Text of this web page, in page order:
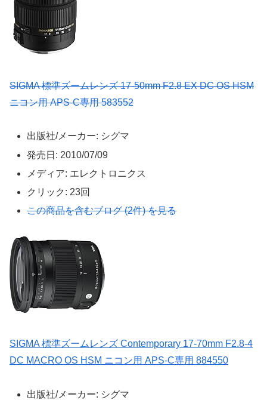
SIGMA 標準ズームレンズ 17-50mm F2.8 EX DC OS HSM
ニコン用 APS-C専用 583552
出版社/メーカー: シグマ
発売日: 2010/07/09
メディア: エレクトロニクス
クリック : 23回
この商品を含むブログ (2件) を見る
SIGMA 標準ズームレンズ Contemporary 17-70mm F2.8-4
DC MACRO OS HSM ニコン用 APS-C専用 884550
出版社/メーカー: シグマ